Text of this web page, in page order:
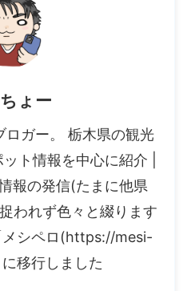
ょー
ロガー。 栃木県の観光
ト情報を中心に紹介 |
報の発信(たまに他県
われず色々と綴ります
メシペロ(https://mesi-
移行しました